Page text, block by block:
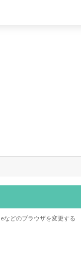
などのブラウザを変更する